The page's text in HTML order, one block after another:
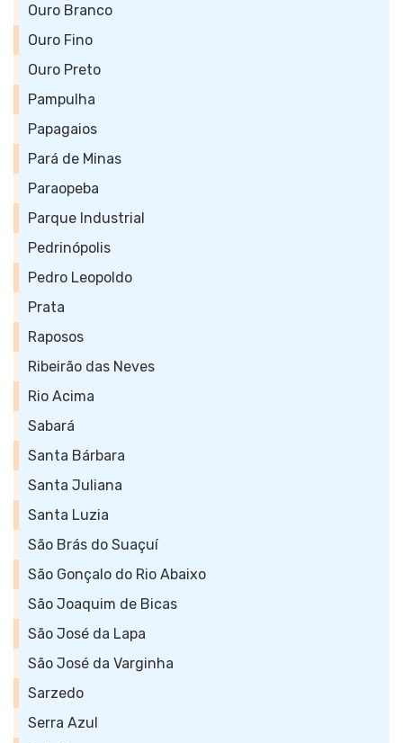
Ouro Branco
Ouro Fino
Ouro Preto
Pampulha
Papagaios
Pará de Minas
Paraopeba
Parque Industrial
Pedrinópolis
Pedro Leopoldo
Prata
Raposos
Ribeirão das Neves
Rio Acima
Sabará
Santa Bárbara
Santa Juliana
Santa Luzia
São Brás do Suaçuí
São Gonçalo do Rio Abaixo
São Joaquim de Bicas
São José da Lapa
São José da Varginha
Sarzedo
Serra Azul